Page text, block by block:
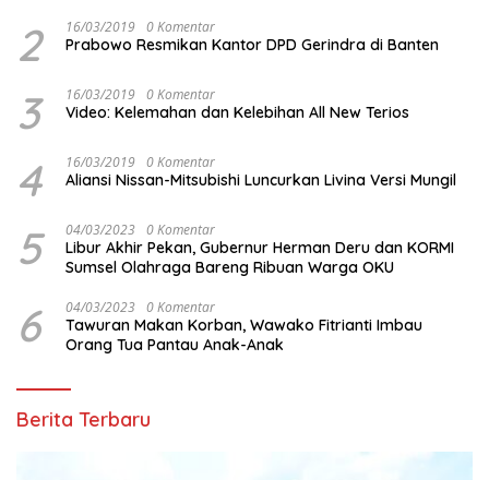
2 16/03/2019 0 Komentar
Prabowo Resmikan Kantor DPD Gerindra di Banten
3 16/03/2019 0 Komentar
Video: Kelemahan dan Kelebihan All New Terios
4 16/03/2019 0 Komentar
Aliansi Nissan-Mitsubishi Luncurkan Livina Versi Mungil
5 04/03/2023 0 Komentar
Libur Akhir Pekan, Gubernur Herman Deru dan KORMI
Sumsel Olahraga Bareng Ribuan Warga OKU
6 04/03/2023 0 Komentar
Tawuran Makan Korban, Wawako Fitrianti Imbau
Orang Tua Pantau Anak-Anak
Berita Terbaru